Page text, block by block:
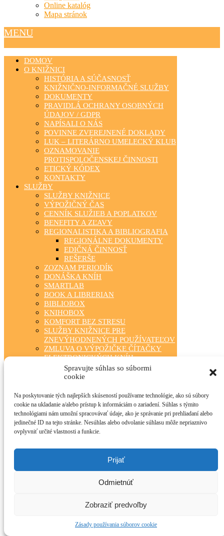
Spravujte súhlas so súbormi
cookie
Na poskytovanie tých najlepších skúseností používame technológie, ako sú súbory
cookie na ukladanie a/alebo prístup k informáciám o zariadení. Súhlas s týmito
technológiami nám umožní spracovávať údaje, ako je správanie pri prehliadaní alebo
jedinečné ID na tejto stránke. Nesúhlas alebo odvolanie súhlasu môže nepriaznivo
ovplyvniť určité vlastnosti a funkcie.
Prijať
Odmietnúť
Zobraziť predvoľby
Zásady používania súborov cookie
Online katalóg
Mapa stránok
MENU
DOMOV
O KNIŽNICI
HISTÓRIA A SÚČASNOSŤ
KNIŽNIČNO-INFORMAČNÉ SLUŽBY
DOKUMENTY
PRAVIDLÁ OCHRANY OSOBNÝCH
ÚDAJOV / GDPR
NAPÍSALI O NÁS
POVINNE ZVEREJNENÉ DOKLADY
LUK – LITERÁRNO UMELECKÝ KLUB
OZNAMOVANIE
PROTISPOLOČENSKEJ ČINNOSTI
ETICKÝ KÓDEX
KONTAKTY
SLUŽBY
SLUŽBY KNIŽNICE
VÝPOŽIČNÝ ČAS
CENNÍK SLUŽIEB A POPLATKOV
BENEFITY A ZĽAVY
REGIONALISTIKA A BIBLIOGRAFIA
REGIONÁLNE DOKUMENTY
EDIČNÁ ČINNOSŤ
REŠERŠE
ZOZNAM PERIODÍK
DONÁŠKA KNÍH
SMARTLAB
BOOK A LIBRERIAN
BIBLIOBOX
KNIHOBOX
KOMFORT BEZ STRESU
SLUŽBY KNIŽNICE PRE
ZNEVÝHODNENÝCH POUŽÍVATEĽOV
ZMLUVA O VÝPOŽIČKE ČÍTAČKY
ELEKTRONICKÝCH KNÍH
ZÁBAVA PRE KAŽDÉHO
TRIEDA ČÍTA S NAMI
STÁLA PONUKA
FOTOGALÉRIA
OBECNÉ KNIŽNICE
MANIFEST O VEREJNÝCH
KNIŽNICIACH
INFOLIB
OBECNÉ KNIŽNICE – KONTAKTY
PRÍRODA NEPOZNÁ HRANICE
FOTOGALÉRIA PROJEKTU – A
PROJEKT FOTÓGALÉRIÁJA